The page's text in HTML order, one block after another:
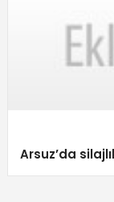
Arsuz’da